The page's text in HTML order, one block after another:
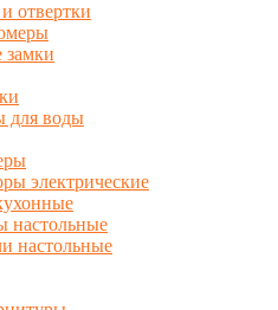
отвертки
для воды
электрические
настольные
настольные